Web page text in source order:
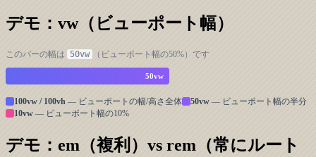
デモ：vw（ビューポート幅）
このバーの幅は 50vw （ビューポート幅の50%）です
50vw
100vw / 100vh — ビューポートの幅/高さ全体 50vw — ビューポート幅の半分
10vw — ビューポート幅の10%
デモ：em（複利）vs rem（常にルート